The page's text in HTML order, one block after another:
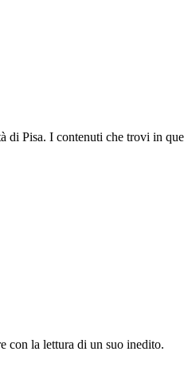
di Pisa. I contenuti che trovi in
con la lettura di un suo inedito.